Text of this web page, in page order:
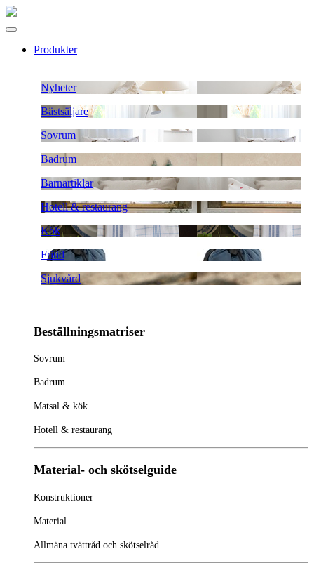
Produkter
Nyheter
Bästsäljare
Sovrum
Badrum
Barnartiklar
Hotell & restaurang
Kök
Fritid
Sjukvård
Beställningsmatriser
Sovrum
Badrum
Matsal & kök
Hotell & restaurang
Material- och skötselguide
Konstruktioner
Material
Allmäna tvättråd och skötselråd